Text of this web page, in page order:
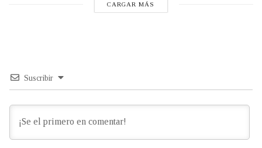
CARGAR MÁS
Suscribir